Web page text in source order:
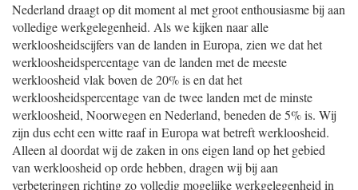
Nederland draagt op dit moment al met groot enthousiasme bij aan
volledige werkgelegenheid. Als we kijken naar alle
werkloosheidscijfers van de landen in Europa, zien we dat het
werkloosheidspercentage van de landen met de meeste
werkloosheid vlak boven de 20% is en dat het
werkloosheidspercentage van de twee landen met de minste
werkloosheid, Noorwegen en Nederland, beneden de 5% is. Wij
zijn dus echt een witte raaf in Europa wat betreft werkloosheid.
Alleen al doordat wij de zaken in ons eigen land op het gebied
van werkloosheid op orde hebben, dragen wij bij aan
verbeteringen richting zo volledig mogelijke werkgelegenheid in